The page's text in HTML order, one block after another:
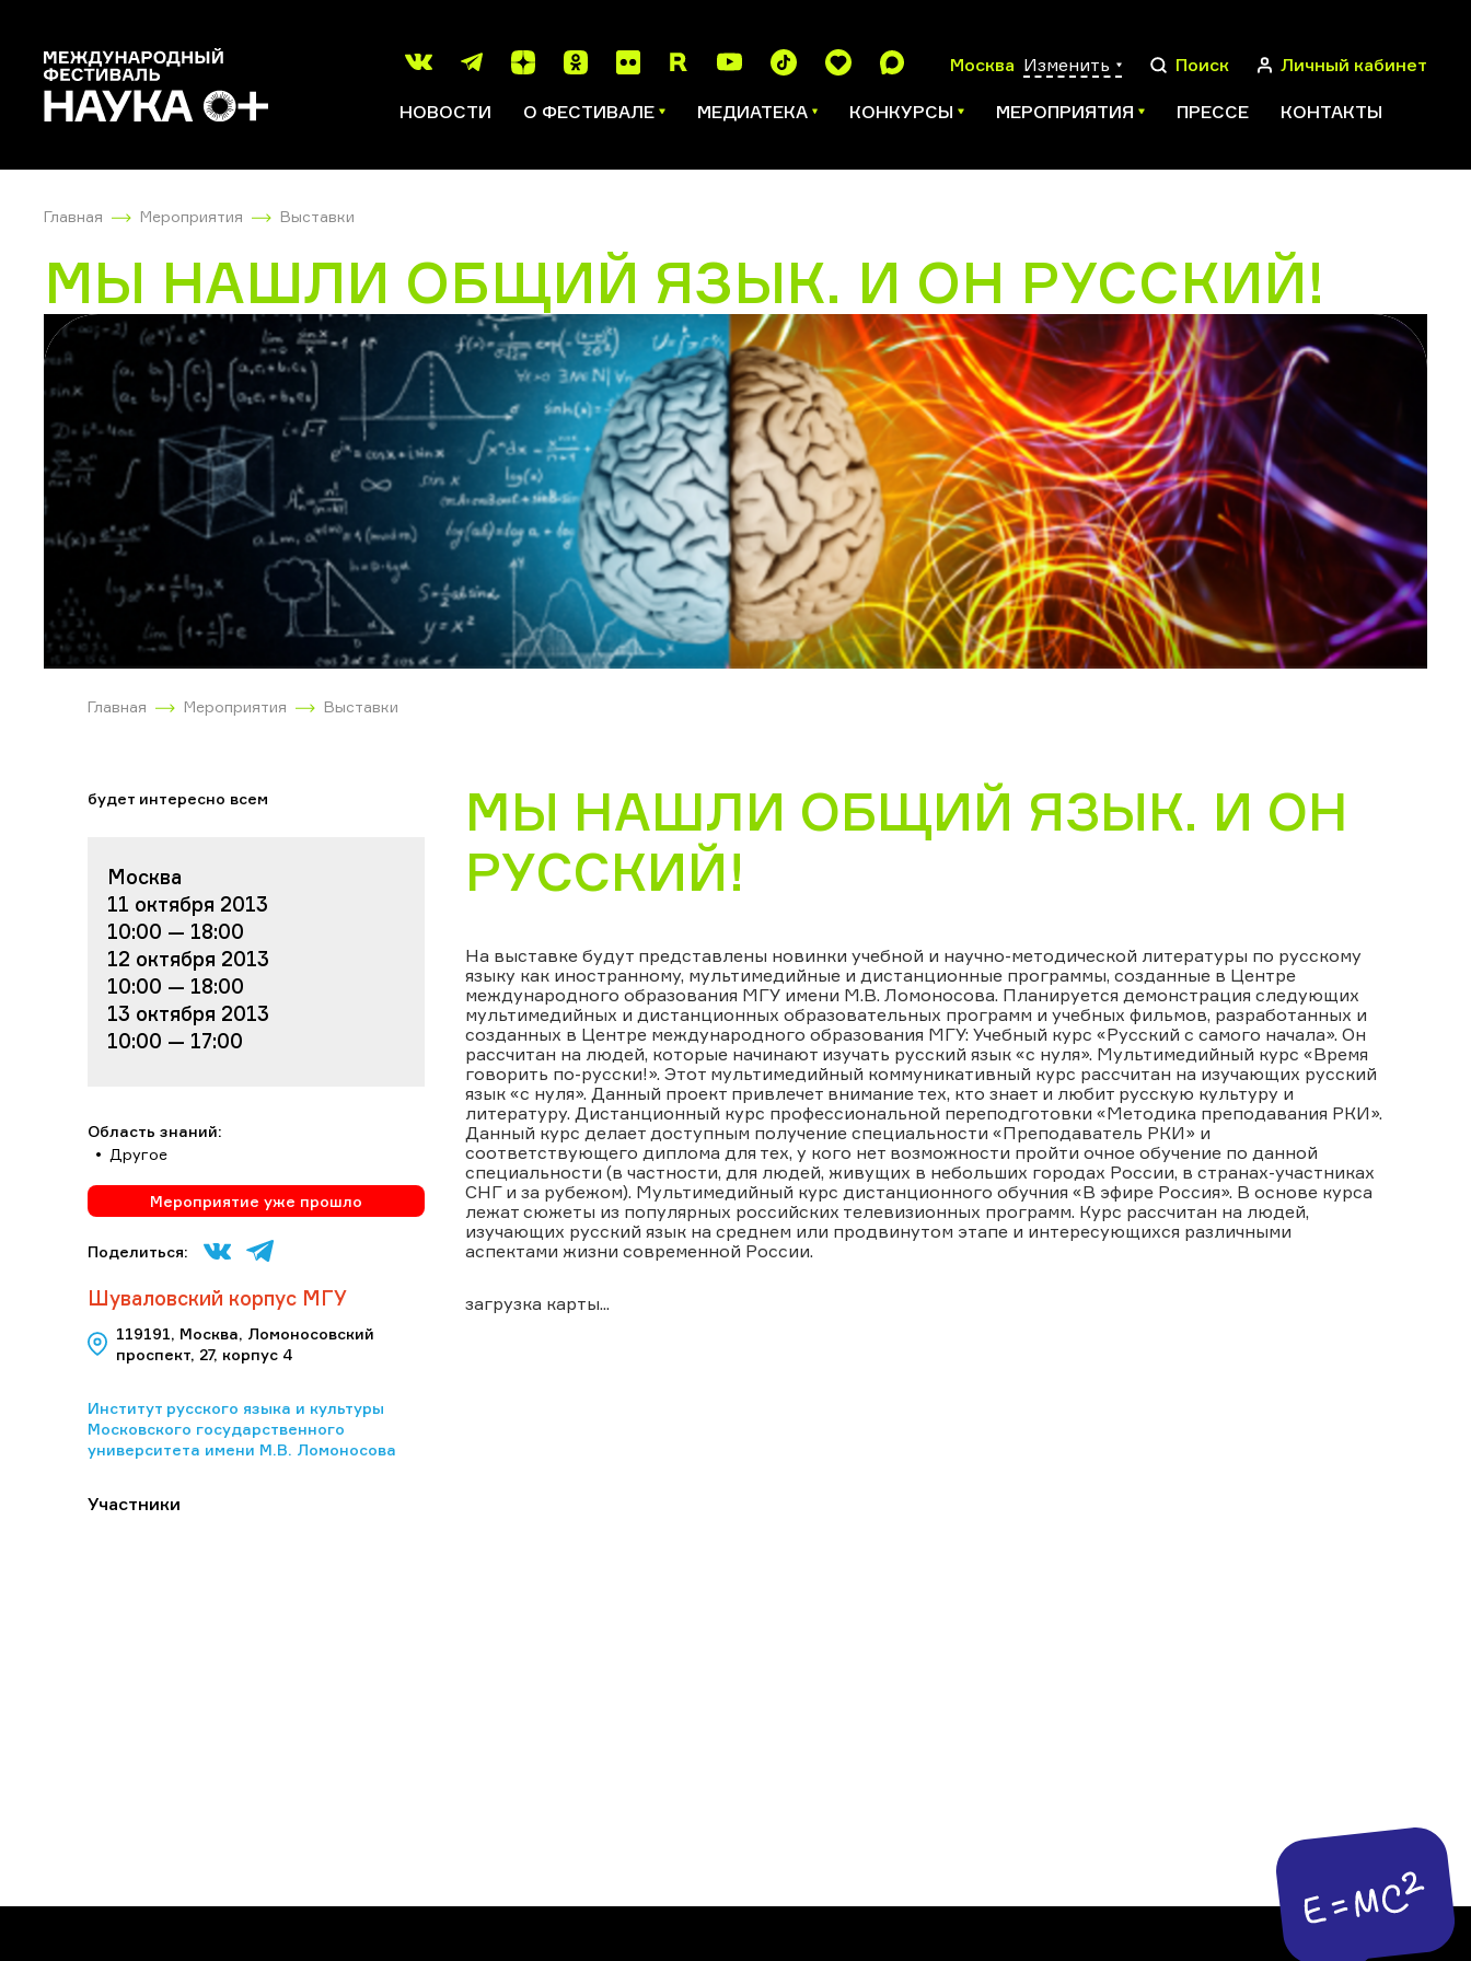
Москва Изменить Поиск
ПОИСК
Личный кабинет
НОВОСТИ О ФЕСТИВАЛЕ МЕДИАТЕКА КОНКУРСЫ МЕРОПРИЯТИЯ ПРЕССЕ КОНТАКТЫ
Главная Мероприятия Выставки
МЫ НАШЛИ ОБЩИЙ ЯЗЫК. И ОН РУССКИЙ!
Главная Мероприятия Выставки
будет интересно всем
Москва
11 октября 2013
10:00 — 18:00
12 октября 2013
10:00 — 18:00
13 октября 2013
10:00 — 17:00
Область знаний:
Другое
Мероприятие уже прошло
Поделиться:
Шуваловский корпус МГУ
119191, Москва, Ломоносовский
проспект, 27, корпус 4
Институт русского языка и культуры
Московского государственного
университета имени М.В. Ломоносова
Участники
МЫ НАШЛИ ОБЩИЙ ЯЗЫК. И ОН
РУССКИЙ!
На выставке будут представлены новинки учебной и научно-методической литературы по русскому
языку как иностранному, мультимедийные и дистанционные программы, созданные в Центре
международного образования МГУ имени М.В. Ломоносова. Планируется демонстрация следующих
мультимедийных и дистанционных образовательных программ и учебных фильмов, разработанных и
созданных в Центре международного образования МГУ: Учебный курс «Русский с самого начала». Он
рассчитан на людей, которые начинают изучать русский язык «с нуля». Мультимедийный курс «Время
говорить по-русски!». Этот мультимедийный коммуникативный курс рассчитан на изучающих русский
язык «с нуля». Данный проект привлечет внимание тех, кто знает и любит русскую культуру и
литературу. Дистанционный курс профессиональной переподготовки «Методика преподавания РКИ».
Данный курс делает доступным получение специальности «Преподаватель РКИ» и
соответствующего диплома для тех, у кого нет возможности пройти очное обучение по данной
специальности (в частности, для людей, живущих в небольших городах России, в странах-участниках
СНГ и за рубежом). Мультимедийный курс дистанционного обучния «В эфире Россия». В основе курса
лежат сюжеты из популярных российских телевизионных программ. Курс рассчитан на людей,
изучающих русский язык на среднем или продвинутом этапе и интересующихся различными
аспектами жизни современной России.
загрузка карты...